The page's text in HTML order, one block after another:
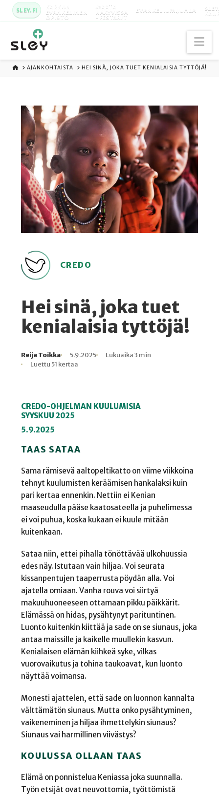
SLEY.FI KARKUN
EVANKELINEN
OPISTO
MAATA
NÄKYVISSÄ
-FESTARIT
EVANKELIUMIJUHLA
ETUSIVU
AJANKOHTAISTA HEI SINÄ, JOKA TUET KENIALAISIA TYTTÖJÄ!
CREDO
Hei sinä, joka tuet
kenialaisia tyttöjä!
Kirjoittaja
Reija Toikka
Julkaistu
5.9.2025
Lukuaika
Lukuaika 3 min
Lukukertoja
Luettu 51 kertaa
CREDO-OHJELMAN KUULUMISIA
SYYSKUU 2025
5.9.2025
TAAS SATAA
Sama rämisevä aaltopeltikatto on viime viikkoina
tehnyt kuulumisten keräämisen hankalaksi kuin
pari kertaa ennenkin. Nettiin ei Kenian
maaseudulla pääse kaatosateella ja puhelimessa
ei voi puhua, koska kukaan ei kuule mitään
kuitenkaan.
Sataa niin, ettei pihalla tönöttävää ulkohuussia
edes näy. Istutaan vain hiljaa. Voi seurata
kissanpentujen taaperrusta pöydän alla. Voi
ajatella omiaan. Vanha rouva voi siirtyä
makuuhuoneeseen ottamaan pikku päikkärit.
Elämässä on hidas, pysähtynyt parituntinen.
Luonto kuitenkin kiittää ja sade on se siunaus, joka
antaa maissille ja kaikelle muullekin kasvun.
Kenialaisen elämän kiihkeä syke, vilkas
vuorovaikutus ja tohina taukoavat, kun luonto
näyttää voimansa.
Monesti ajattelen, että sade on luonnon kannalta
välttämätön siunaus. Mutta onko pysähtyminen,
vaikeneminen ja hiljaa ihmettelykin siunaus?
Siunaus vai harmillinen viivästys?
KOULUSSA OLLAAN TAAS
Elämä on ponnistelua Keniassa joka suunnalla.
Työn etsijät ovat neuvottomia, työttömistä